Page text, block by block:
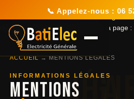
tout CSS embarqué dans la page et
dans le . Voici un propre adapté à ta page :
📞 Appelez-nous : 06
ACCUEIL→ MENTIONS LÉGALES
INFORMATIONS LÉGALES
MENTIONS